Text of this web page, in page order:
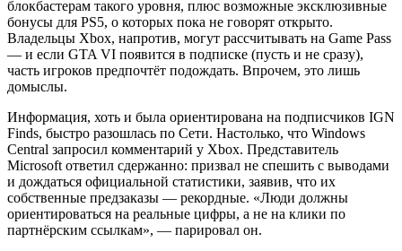
блокбастерам такого уровня, плюс возможные эксклюзивные
бонусы для PS5, о которых пока не говорят открыто.
Владельцы Xbox, напротив, могут рассчитывать на Game Pass
— и если GTA VI появится в подписке (пусть и не сразу),
часть игроков предпочтёт подождать. Впрочем, это лишь
домыслы.
Информация, хоть и была ориентирована на подписчиков IGN
Finds, быстро разошлась по Сети. Настолько, что Windows
Central запросил комментарий у Xbox. Представитель
Microsoft ответил сдержанно: призвал не спешить с выводами
и дождаться официальной статистики, заявив, что их
собственные предзаказы — рекордные. «Люди должны
ориентироваться на реальные цифры, а не на клики по
партнёрским ссылкам», — парировал он.